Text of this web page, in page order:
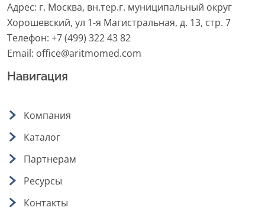
Адрес: г. Москва, вн.тер.г. муниципальный округ
Хорошевский, ул 1-я Магистральная, д. 13, стр. 7
Телефон: +7 (499) 322 43 82
Email: office@aritmomed.com
Навигация
Компания
Каталог
Партнерам
Ресурсы
Контакты